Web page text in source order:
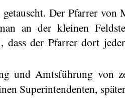
Der Pfarrer von
an der kleinen
dass der Pfarrer dort
und Amtsführung von
Superintendenten,